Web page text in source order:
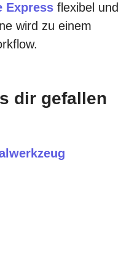
Express flexibel und
wird zu einem
dir gefallen